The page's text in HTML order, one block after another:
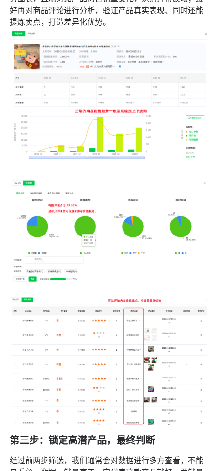
好再对商品评论进行分析，验证产品真实表现、同时还能
提炼卖点，打造差异化优势。
第三步：锁定高潜产品，最终判断
经过前两步筛选，我们通常会对数据进行多方查看，不能